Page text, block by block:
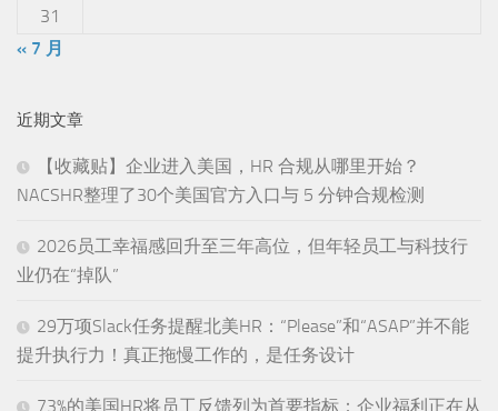
31
« 7 月
近期文章
【收藏贴】企业进入美国，HR 合规从哪里开始？
NACSHR整理了30个美国官方入口与 5 分钟合规检测
2026员工幸福感回升至三年高位，但年轻员工与科技行
业仍在“掉队”
29万项Slack任务提醒北美HR：“Please”和“ASAP”并不能
提升执行力！真正拖慢工作的，是任务设计
73%的美国HR将员工反馈列为首要指标：企业福利正在从